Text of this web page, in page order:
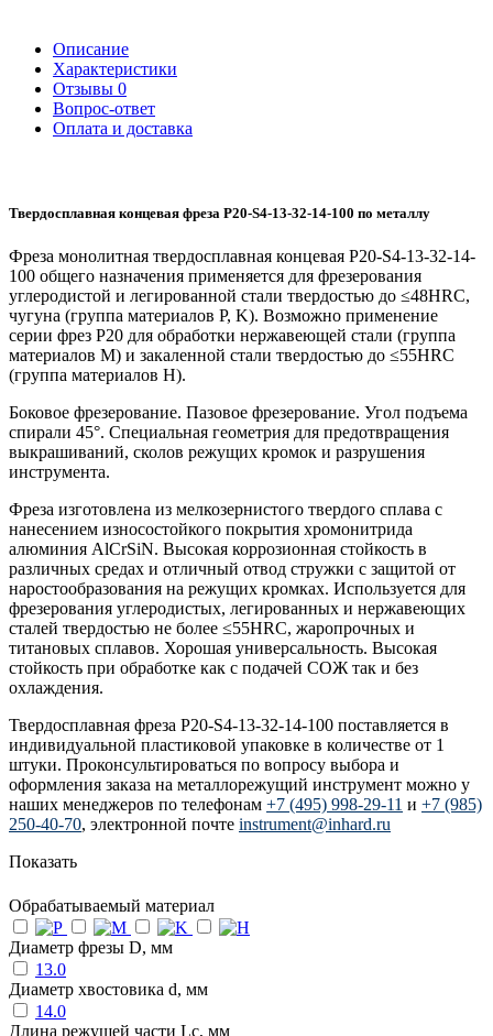
Описание
Характеристики
Отзывы 0
Вопрос-ответ
Оплата и доставка
Твердосплавная концевая фреза P20-S4-13-32-14-100 по металлу
Фреза монолитная твердосплавная концевая P20-S4-13-32-14-
100 общего назначения применяется для фрезерования
углеродистой и легированной стали твердостью до ≤48HRC,
чугуна (группа материалов P, K). Возможно применение
серии фрез P20 для обработки нержавеющей стали (группа
материалов M) и закаленной стали твердостью до ≤55HRC
(группа материалов H).
Боковое фрезерование. Пазовое фрезерование. Угол подъема
спирали 45°. Специальная геометрия для предотвращения
выкрашиваний, сколов режущих кромок и разрушения
инструмента.
Фреза изготовлена из мелкозернистого твердого сплава с
нанесением износостойкого покрытия хромонитрида
алюминия AlCrSiN. Высокая коррозионная стойкость в
различных средах и отличный отвод стружки с защитой от
наростообразования на режущих кромках. Используется для
фрезерования углеродистых, легированных и нержавеющих
сталей твердостью не более ≤55HRC, жаропрочных и
титановых сплавов. Хорошая универсальность. Высокая
стойкость при обработке как с подачей СОЖ так и без
охлаждения.
Твердосплавная фреза P20-S4-13-32-14-100 поставляется в
индивидуальной пластиковой упаковке в количестве от 1
штуки. Проконсультироваться по вопросу выбора и
оформления заказа на металлорежущий инструмент можно у
наших менеджеров по телефонам +7 (495) 998-29-11 и +7 (985)
250-40-70, электронной почте instrument@inhard.ru
Показать
Обрабатываемый материал
Диаметр фрезы D, мм
13.0
Диаметр хвостовика d, мм
14.0
Длина режущей части Lc, мм